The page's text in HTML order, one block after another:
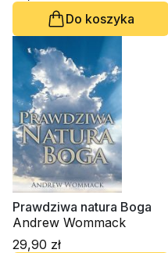
Do koszyka
Prawdziwa natura Boga
Andrew Wommack
29,90 zł